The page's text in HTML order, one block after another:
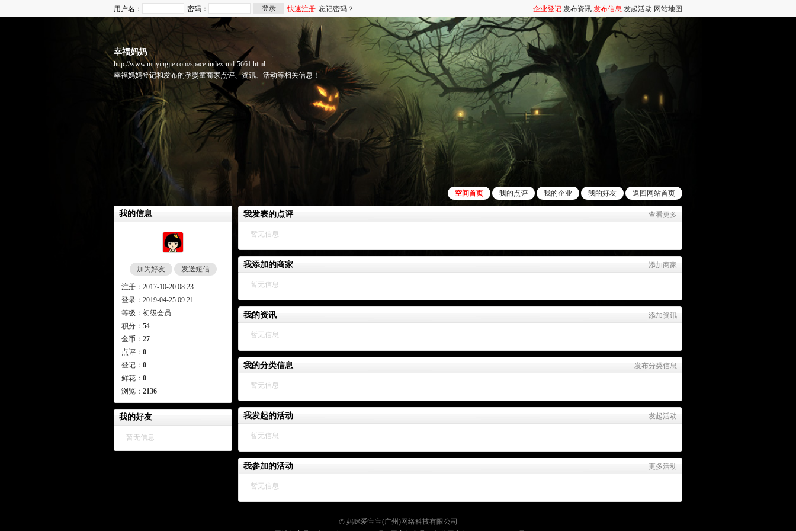
用户名： 密码： 登录 快速注册 忘记密码？ 企业登记 发布资讯 发布信息 发起活动 网站地图
幸福妈妈
http://www.muyingjie.com/space-index-uid-5661.html
幸福妈妈登记和发布的孕婴童商家点评、资讯、活动等相关信息！
空间首页 我的点评 我的企业 我的好友 返回网站首页
我的信息
加为好友 发送短信
注册：2017-10-20 08:23
登录：2019-04-25 09:21
等级：初级会员
积分： 54
金币： 27
点评： 0
登记： 0
鲜花： 0
浏览： 2136
我的好友
我发表的点评 查看更多
我添加的商家 添加商家
我的资讯 添加资讯
我的分类信息 发布分类信息
我发起的活动 发起活动
我参加的活动 更多活动
©妈咪爱宝宝(广州)网络科技有限公司